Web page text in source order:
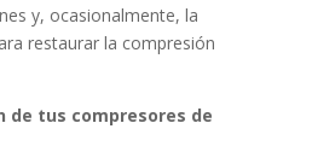
y, ocasionalmente, la
restaurar la compresión
de tus compresores de